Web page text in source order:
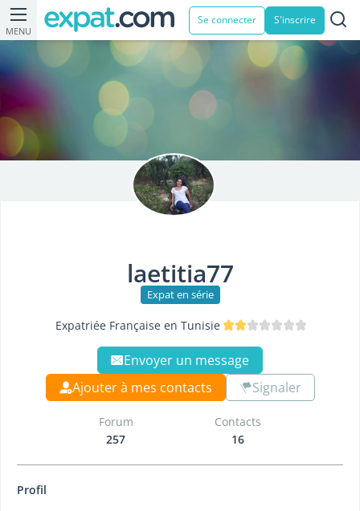
MENU
Se connecter S'inscrire
laetitia77
Expat en série
Expatriée Française en Tunisie
Envoyer un message
Ajouter à mes contacts
Signaler
Forum
257
Contacts
16
Profil